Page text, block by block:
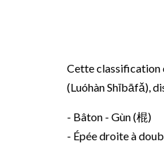
Cette classification
(Luóhàn Shībāfǎ),
- Bâton - Gùn (棍)
- Épée droite à